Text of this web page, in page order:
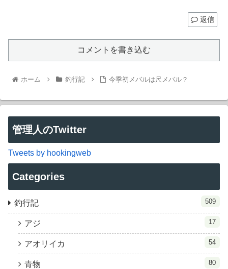
返信
コメントを書き込む
ホーム 釣行記 今季初メバルは尺メバル？
管理人のTwitter
Tweets by hookingweb
Categories
釣行記 509
アジ 17
アオリイカ 54
青物 80